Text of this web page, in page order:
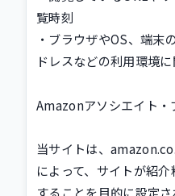
覧時刻
・ブラウザやOS、端末
ドレスなどの利用環境
Amazonアソシエイト・
当サイトは、
によって、サイトが紹
することを目的に設定